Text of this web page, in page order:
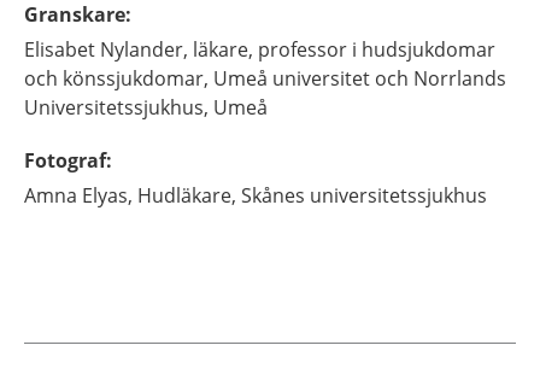
Granskare:
Elisabet Nylander, läkare, professor i hudsjukdomar
och könssjukdomar, Umeå universitet och Norrlands
Universitetssjukhus, Umeå
Fotograf:
Amna Elyas, Hudläkare, Skånes universitetssjukhus